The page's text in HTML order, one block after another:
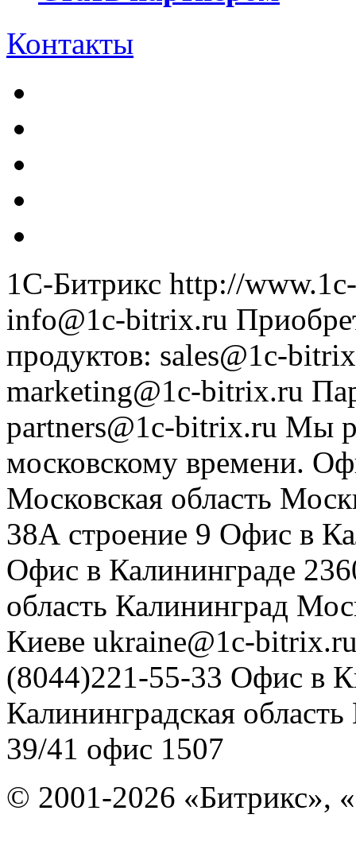
Контакты
1С-Битрикс http://
info@1c-bitrix.ru
продуктов: sales@1c-
marketing@1c-bitrix.ru
partners@1c-bitrix.ru Мы
московскому времени.
Московская область
38А строение 9 Офис в
Офис в Калининграде
область Калининград
Киеве ukraine@1c-
(8044)221-55-33 Офис в
Калининградская область
39/41 офис 1507
© 2001-2026 «Битрикс»,